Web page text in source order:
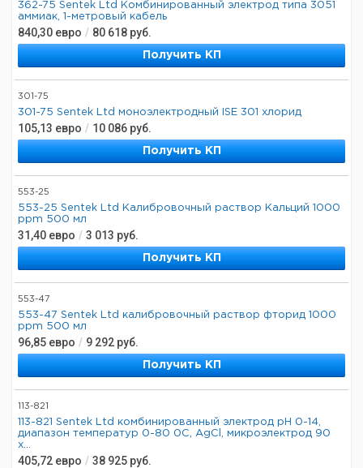
362-75 Sentek Ltd Комбинированный электрод типа 3051
аммиак, 1-метровый кабель
840,30 евро / 80 618 руб.
Получить КП
301-75
301-75 Sentek Ltd моноэлектродный ISE 301 хлорид
105,13 евро / 10 086 руб.
Получить КП
553-25
553-25 Sentek Ltd Калибровочный раствор Кальций 1000
ppm 500 мл
31,40 евро / 3 013 руб.
Получить КП
553-47
553-47 Sentek Ltd калибровочный раствор фторид 1000
ppm 500 мл
96,85 евро / 9 292 руб.
Получить КП
113-821
113-821 Sentek Ltd комбинированный электрод pH 0-14,
диапазон температур 0-80 0C, AgCl, микроэлектрод 90
x...
405,72 евро / 38 925 руб.